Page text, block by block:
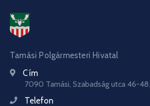
Tamási Polgármesteri Hivatal
Cím
7090 Tamási, Szabadság utca 46-48.
Telefon